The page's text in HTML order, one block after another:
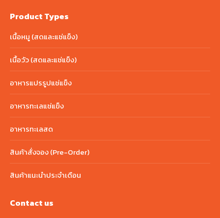
Product Types
เนื้อหมู (สดและแช่แข็ง)
เนื้อวัว (สดและแช่แข็ง)
อาหารแปรรูปแช่แข็ง
อาหารทะเลแช่แข็ง
อาหารทะเลสด
สินค้าสั่งจอง (Pre-Order)
สินค้าแนะนำประจำเดือน
Contact us